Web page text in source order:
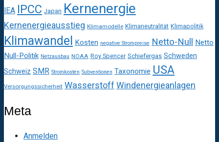
IEA IPCC Japan Kernenergie
Kernenergieausstieg Klimamodelle Klimaneutralität Klimapolitik
Klimawandel Kosten negative Strompreise Netto-Null
Netto
Null-Politik Netzausbau NOAA Roy Spencer Schiefergas Schweden
Schweiz SMR Stromkosten Subventionen Taxonomie USA
Versorgungssicherheit Wasserstoff Windenergieanlagen
Meta
Anmelden